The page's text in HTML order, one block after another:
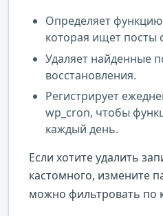
Определяет функцию
которая ищет посты
Удаляет найденные
восстановления.
Регистрирует
wp_cron, чтобы
каждый день.
Если хотите удалить
кастомного, измените
можно фильтровать по